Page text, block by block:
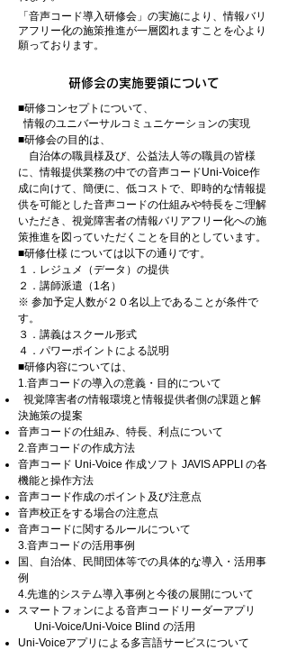
「音声コード導入研修会」の実施により、情報バリ
アフリー化の施策推進が一層図れますことを心より
願っております。
研修会の実施要領について
■研修コンセプトについて、
情報のユニバーサルコミュニケーションの実現
■研修会の目的は、
自治体の職員様及び、公益法人等の職員の皆様
に、情報提供業務の中での音声コードUni-Voice作
成に向けて、簡便に、低コストで、即時的な情報提
供を可能とした音声コードの仕組みや特長をご理解
いただき、視覚障害者の情報バリアフリー化への施
策推進を図っていただくことを目的としています。
■研修仕様 については以下の通りです。
１．レジュメ（データ）の提供
２．講師派遣（1名）
※ 参加予定人数が２０名以上であることが条件で
す。
３．講義はスクール形式
４．パワーポイントによる説明
■研修内容については、
1.音声コードの導入の意義・目的について
視覚障害者の情報環境と情報提供者側の課題と解
決施策の提案
音声コードの仕組み、特長、利点について
2.音声コードの作成方法
音声コード Uni-Voice 作成ソフト JAVIS APPLI の各
機能と操作方法
音声コード作成のポイント及び注意点
音声校正をする場合の注意点
音声コードに関するルールについて
3.音声コードの活用事例
国、自治体、民間団体等での具体的な導入・活用事
例
4.先進的システム導入事例と今後の展開について
スマートフォンによる音声コードリーダーアプリ
Uni-Voice/Uni-Voice Blind の活用
Uni-Voiceアプリによる多言語サービスについて